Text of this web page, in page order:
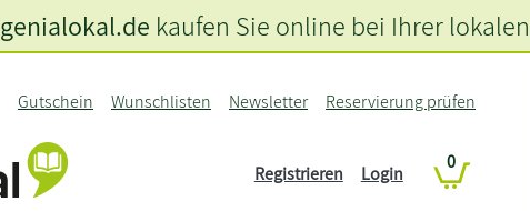
Gutschein Wunschlisten Newsletter Reservierung prüfen
Registrieren Login
0
genialokal.de kaufen Sie online bei Ihrer lokalen